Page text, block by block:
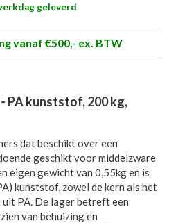
geleverd
vanaf €500,- ex. BTW
PA kunststof, 200 kg,
dat beschikt over een
geschikt voor middelzware
eigen gewicht van 0,55kg en is
kunststof, zowel de kern als het
PA. De lager betreft een
van behuizing en